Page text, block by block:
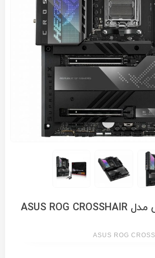
مادربرد ایسوس مدل ASUS ROG CROSSHAIR
ASUS ROG